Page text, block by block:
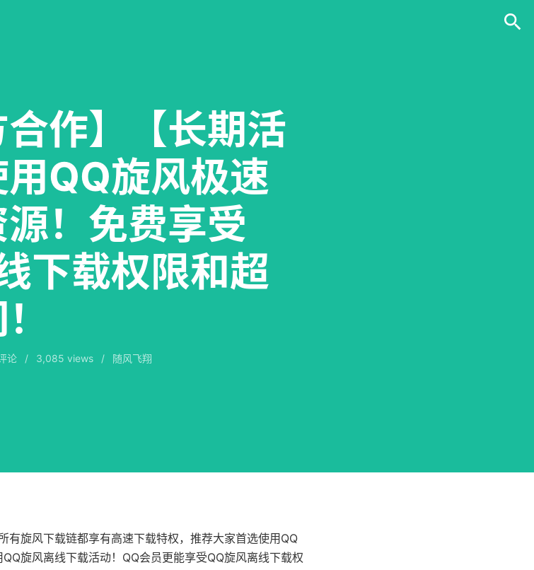
合作】【长期活
QQ旋风极速
！免费享受
下载权限和超
论 / 3,085 views / 随风飞翔
有旋风下载链都享有高速下载特权，推荐大家首选使用QQ
旋风离线下载活动！QQ会员更能享受QQ旋风离线下载权